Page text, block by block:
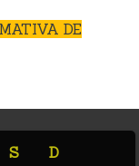
DE
S D